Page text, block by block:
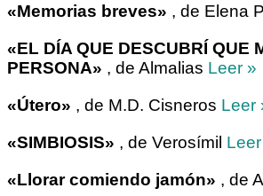
«Memorias breves» , de Elena
«EL DÍA QUE DESCUBRÍ QUE
PERSONA» , de Almalias Leer »
«Útero» , de M.D. Cisneros Leer
«SIMBIOSIS» , de Verosímil
«Llorar comiendo jamón» , de